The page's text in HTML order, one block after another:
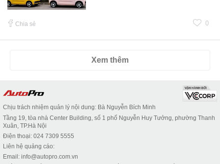
Chia sẻ 0
Xem thêm
Chịu trách nhiệm quản lý nội dung: Bà Nguyễn Bích Minh
Tầng 19, tòa nhà Center Building, số 1 phố Nguyễn Huy Tưởng, phường Thanh
Xuân, TP.Hà Nội
Điện thoại: 024 7309 5555
Liên hệ quảng cáo:
Email: info@autopro.com.vn